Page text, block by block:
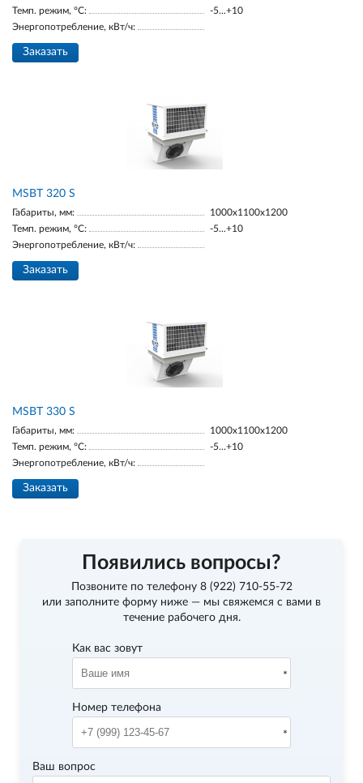
Темп. режим, °С:
-5...+10
Энергопотребление, кВт/ч:
Заказать
MSBT 320 S
Габариты, мм:
1000х1100х1200
Темп. режим, °С:
-5...+10
Энергопотребление, кВт/ч:
Заказать
MSBT 330 S
Габариты, мм:
1000х1100х1200
Темп. режим, °С:
-5...+10
Энергопотребление, кВт/ч:
Заказать
Появились вопросы?
Позвоните по телефону 8 (922) 710-55-72
или заполните форму ниже — мы свяжемся с вами в
течение рабочего дня.
Как вас зовут
Номер телефона
Ваш вопрос